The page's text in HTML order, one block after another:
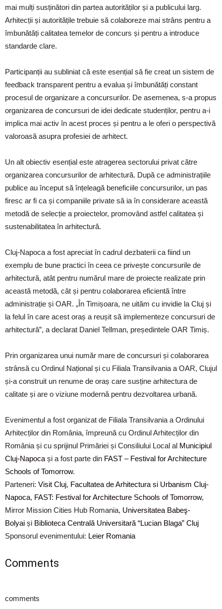
mai mulți susținători din partea autorităților și a publicului larg.
Arhitecții și autoritățile trebuie să colaboreze mai strâns pentru a
îmbunătăți calitatea temelor de concurs și pentru a introduce
standarde clare.
Participanții au subliniat că este esențial să fie creat un sistem de
feedback transparent pentru a evalua și îmbunătăți constant
procesul de organizare a concursurilor. De asemenea, s-a propus
organizarea de concursuri de idei dedicate studenților, pentru a-i
implica mai activ în acest proces și pentru a le oferi o perspectivă
valoroasă asupra profesiei de arhitect.
Un alt obiectiv esențial este atragerea sectorului privat către
organizarea concursurilor de arhitectură. După ce administrațiile
publice au început să înțeleagă beneficiile concursurilor, un pas
firesc ar fi ca și companiile private să ia în considerare această
metodă de selecție a proiectelor, promovând astfel calitatea și
sustenabilitatea în arhitectură.
Cluj-Napoca a fost apreciat în cadrul dezbaterii ca fiind un
exemplu de bune practici în ceea ce privește concursurile de
arhitectură, atât pentru numărul mare de proiecte realizate prin
această metodă, cât și pentru colaborarea eficientă între
administrație și OAR. „În Timișoara, ne uităm cu invidie la Cluj și
la felul în care acest oraș a reușit să implementeze concursuri de
arhitectură”, a declarat Daniel Tellman, președintele OAR Timiș.
Prin organizarea unui număr mare de concursuri și colaborarea
strânsă cu Ordinul Național și cu Filiala Transilvania a OAR, Clujul
și-a construit un renume de oraș care susține arhitectura de
calitate și are o viziune modernă pentru dezvoltarea urbană.
Evenimentul a fost organizat de Filiala Transilvania a Ordinului
Arhitecților din România, împreună cu Ordinul Arhitecților din
România și cu sprijinul Primăriei și Consiliului Local al Municipiul
Cluj-Napoca și a fost parte din FAST – Festival for Architecture
Schools of Tomorrow.
Parteneri: Visit Cluj, Facultatea de Arhitectura si Urbanism Cluj-
Napoca, FAST: Festival for Architecture Schools of Tomorrow,
Mirror Mission Cities Hub Romania, Universitatea Babeş-
Bolyai și Biblioteca Centrală Universitară “Lucian Blaga” Cluj
Sponsorul evenimentului: Leier Romania
Comments
comments